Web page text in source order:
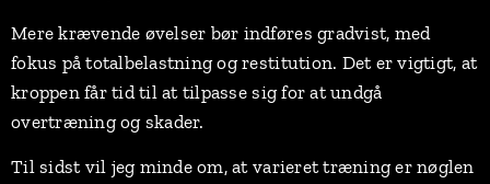
Mere krævende øvelser bør indføres gradvist, med
fokus på totalbelastning og restitution. Det er vigtigt, at
kroppen får tid til at tilpasse sig for at undgå
overtræning og skader.
Til sidst vil jeg minde om, at varieret træning er nøglen